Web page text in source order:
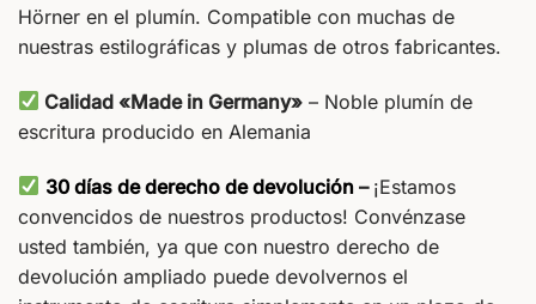
Hörner en el plumín. Compatible con muchas de
nuestras estilográficas y plumas de otros fabricantes.
Calidad «Made in Germany» – Noble plumín de
escritura producido en Alemania
30 días de derecho de devolución – ¡Estamos
convencidos de nuestros productos! Convénzase
usted también, ya que con nuestro derecho de
devolución ampliado puede devolvernos el